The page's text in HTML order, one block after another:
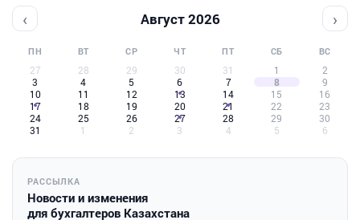
‹ Август 2026 ›
ПН ВТ СР ЧТ ПТ СБ ВС
27 28 29 30 31 1
2
3
4 5 6 7 8
9
10
11 12 13 14 15
16
17
18 19 20 21 22
23
24
25 26 27 28 29
30
31
1 2 3 4 5 6
РАССЫЛКА
Новости и изменения
для бухгалтеров Казахстана